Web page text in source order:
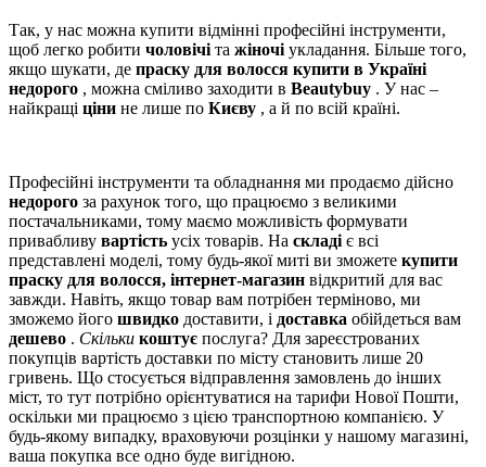
Так, у нас можна купити відмінні професійні інструменти,
щоб легко робити чоловічі та жіночі укладання. Більше того,
якщо шукати, де праску для волосся купити в Україні
недорого , можна сміливо заходити в Beautybuy . У нас –
найкращі ціни не лише по Києву , а й по всій країні.
Професійні інструменти та обладнання ми продаємо дійсно
недорого за рахунок того, що працюємо з великими
постачальниками, тому маємо можливість формувати
привабливу вартість усіх товарів. На складі є всі
представлені моделі, тому будь-якої миті ви зможете купити
праску для волосся, інтернет-магазин відкритий для вас
завжди. Навіть, якщо товар вам потрібен терміново, ми
зможемо його швидко доставити, і доставка обійдеться вам
дешево . Скільки коштує послуга? Для зареєстрованих
покупців вартість доставки по місту становить лише 20
гривень. Що стосується відправлення замовлень до інших
міст, то тут потрібно орієнтуватися на тарифи Нової Пошти,
оскільки ми працюємо з цією транспортною компанією. У
будь-якому випадку, враховуючи розцінки у нашому магазині,
ваша покупка все одно буде вигідною.